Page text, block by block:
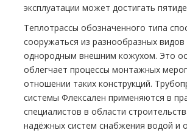
эксплуатации может достигать
Теплотрассы обозначенного типа
сооружаться из разнообразных
однородным внешним кожухом. Это
облегчает процессы монтажных
отношении таких конструкций.
системы Флексален применяются в
специалистов в области
надёжных систем снабжения водой и